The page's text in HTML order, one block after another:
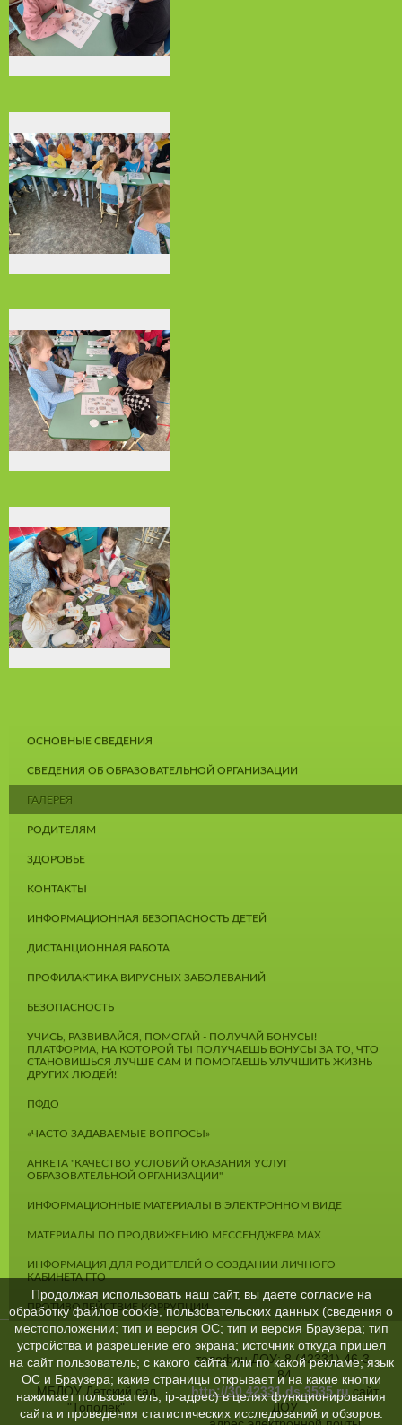
ОСНОВНЫЕ СВЕДЕНИЯ
СВЕДЕНИЯ ОБ ОБРАЗОВАТЕЛЬНОЙ ОРГАНИЗАЦИИ
ГАЛЕРЕЯ
РОДИТЕЛЯМ
ЗДОРОВЬЕ
КОНТАКТЫ
ИНФОРМАЦИОННАЯ БЕЗОПАСНОСТЬ ДЕТЕЙ
ДИСТАНЦИОННАЯ РАБОТА
ПРОФИЛАКТИКА ВИРУСНЫХ ЗАБОЛЕВАНИЙ
БЕЗОПАСНОСТЬ
УЧИСЬ, РАЗВИВАЙСЯ, ПОМОГАЙ - ПОЛУЧАЙ БОНУСЫ!
ПЛАТФОРМА, НА КОТОРОЙ ТЫ ПОЛУЧАЕШЬ БОНУСЫ ЗА ТО, ЧТО
СТАНОВИШЬСЯ ЛУЧШЕ САМ И ПОМОГАЕШЬ УЛУЧШИТЬ ЖИЗНЬ
ДРУГИХ ЛЮДЕЙ!
ПФДО
«ЧАСТО ЗАДАВАЕМЫЕ ВОПРОСЫ»
АНКЕТА "КАЧЕСТВО УСЛОВИЙ ОКАЗАНИЯ УСЛУГ
ОБРАЗОВАТЕЛЬНОЙ ОРГАНИЗАЦИИ"
ИНФОРМАЦИОННЫЕ МАТЕРИАЛЫ В ЭЛЕКТРОННОМ ВИДЕ
МАТЕРИАЛЫ ПО ПРОДВИЖЕНИЮ МЕССЕНДЖЕРА MAX
ИНФОРМАЦИЯ ДЛЯ РОДИТЕЛЕЙ О СОЗДАНИИ ЛИЧНОГО
КАБИНЕТА ГТО
ПРОТИВОДЕЙСТВИЕ КОРРУПЦИИ
МБДОУ Детский сад
"Тополек"
телефон ДОУ: 8 (42331) 46-3-
84
http://30.42331.ds.3535.ruсайт
ДОУ
Продолжая использовать наш сайт, вы даете согласие на
обработку файлов cookie, пользовательских данных (сведения о
местоположении; тип и версия ОС; тип и версия Браузера; тип
устройства и разрешение его экрана; источник откуда пришел
на сайт пользователь; с какого сайта или по какой рекламе; язык
ОС и Браузера; какие страницы открывает и на какие кнопки
нажимает пользователь; ip-адрес) в целях функционирования
сайта и проведения статистических исследований и обзоров.